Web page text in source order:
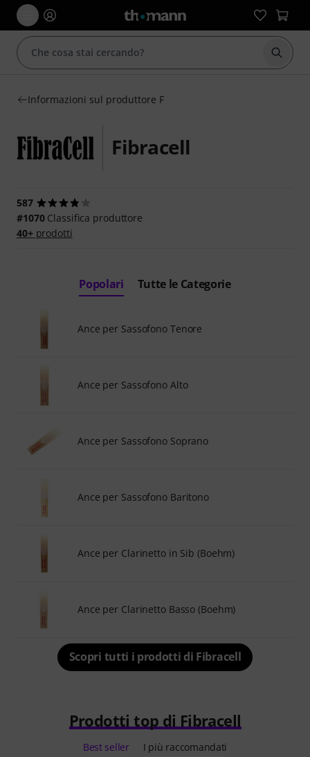
Informazioni sul produttore F
Fibracell
587
#1070Classifica produttore
40+prodotti
Popolari Tutte le Categorie
Ance per Sassofono Tenore
Ance per Sassofono Alto
Ance per Sassofono Soprano
Ance per Sassofono Baritono
Ance per Clarinetto in Sib (Boehm)
Ance per Clarinetto Basso (Boehm)
Scopri tutti i prodotti di Fibracell
Prodotti top di Fibracell
Best seller I più raccomandati